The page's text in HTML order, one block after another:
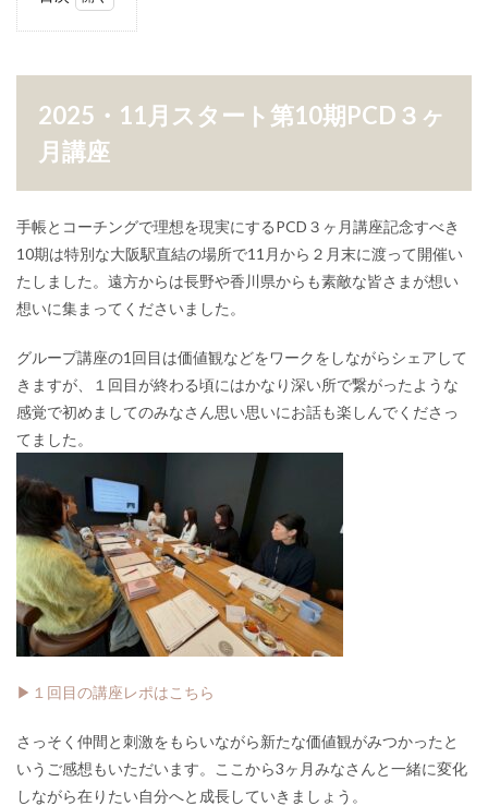
第10期
PCD３
ヶ月講
座
2025・11月スタート第10期PCD３ヶ
月講座
手帳とコーチングで理想を現実にするPCD３ヶ月講座記念すべき
10期は特別な大阪駅直結の場所で11月から２月末に渡って開催い
たしました。遠方からは長野や香川県からも素敵な皆さまが想い
想いに集まってくださいました。
グループ講座の1回目は価値観などをワークをしながらシェアして
きますが、１回目が終わる頃にはかなり深い所で繋がったような
感覚で初めましてのみなさん思い思いにお話も楽しんでくださっ
てました。
▶１回目の講座レポはこちら
さっそく仲間と刺激をもらいながら新たな価値観がみつかったと
いうご感想もいただいます。
ここから3ヶ月みなさんと一緒に変化
しながら在りたい自分へと成長していきましょう。